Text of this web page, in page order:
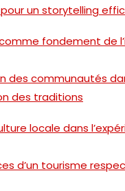
un storytelling
fondement de
des communautés
des traditions
locale dans
d’un tourisme